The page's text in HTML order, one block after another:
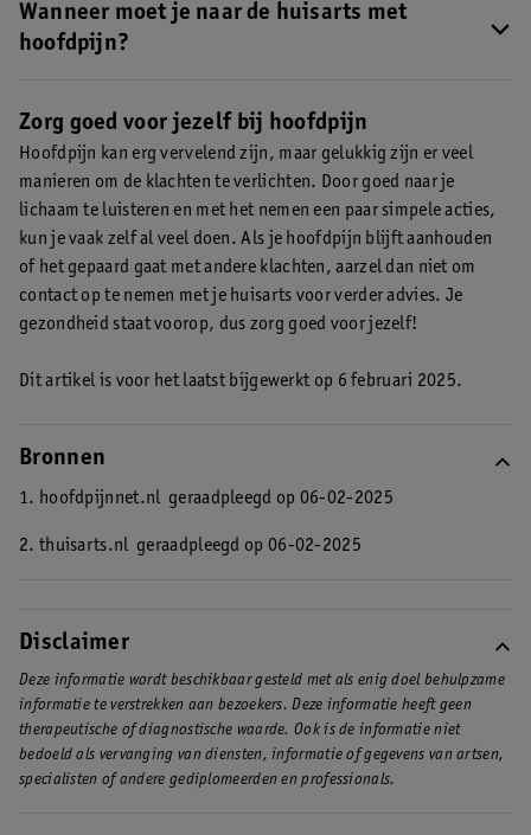
sinushoofdpijn, te verlichten, kan het helpen om rust te nemen
in een stille, donkere kamer en een koud of warm kompres te
verminderen. Pijnstillers zoals paracetamol kunnen verlichting
bieden. Als de hoofdpijn aanhoudt of je andere klachten hebt,
neem dan contact op met een arts.
Wanneer moet je naar de huisarts met
hoofdpijn?
symptomen zoals koorts, overgeven, of als je moeite hebt met
praten of bewegen, is het belangrijk om naar de huisarts te
gaan.
Zorg goed voor jezelf bij hoofdpijn
Hoofdpijn kan erg vervelend zijn, maar gelukkig zijn er veel
manieren om de klachten te verlichten. Door goed naar je
lichaam te luisteren en met het nemen een paar simpele acties,
kun je vaak zelf al veel doen. Als je hoofdpijn blijft aanhouden
of het gepaard gaat met andere klachten, aarzel dan niet om
contact op te nemen met je huisarts voor verder advies. Je
gezondheid staat voorop, dus zorg goed voor jezelf!
Dit artikel is voor het laatst bijgewerkt op 6 februari 2025.
Bronnen
1. hoofdpijnnet.nl geraadpleegd op 06-02-2025
2. thuisarts.nl geraadpleegd op 06-02-2025
Disclaimer
Deze informatie wordt beschikbaar gesteld met als enig doel behulpzame
informatie te verstrekken aan bezoekers. Deze informatie heeft geen
therapeutische of diagnostische waarde. Ook is de informatie niet
bedoeld als vervanging van diensten, informatie of gegevens van artsen,
specialisten of andere gediplomeerden en professionals.